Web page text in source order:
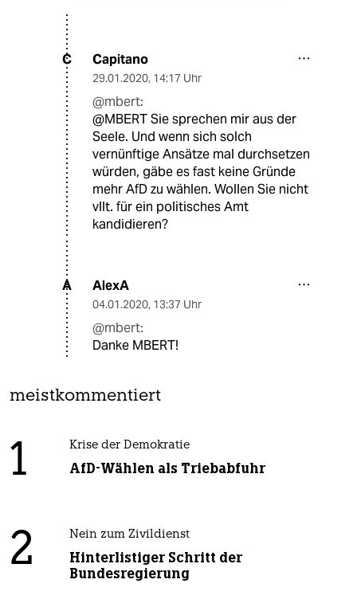
C Capitano
29.01.2020, 14:17 Uhr
@mbert:
@MBERT Sie sprechen mir aus der
Seele. Und wenn sich solch
vernünftige Ansätze mal durchsetzen
würden, gäbe es fast keine Gründe
mehr AfD zu wählen. Wollen Sie nicht
vllt. für ein politisches Amt
kandidieren?
A AlexA
04.01.2020, 13:37 Uhr
@mbert:
Danke MBERT!
meistkommentiert
1 Krise der Demokratie
AfD-Wählen als Triebabfuhr
2 Nein zum Zivildienst
Hinterlistiger Schritt der
Bundesregierung